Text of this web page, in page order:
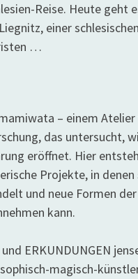
Reise. Heute geht
einer
…
– einem
das untersucht,
eröffnet. Hier
Projekte, in denen
und neue Formen der
kann.
und ERKUNDUNGEN
magisch-